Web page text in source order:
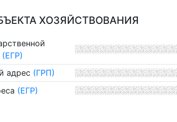
ХОЗЯЙСТВОВАНИЯ
(ЕГР)
адрес (ГРП)
(ЕГР)